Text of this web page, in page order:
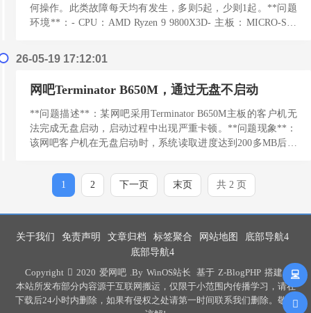
何操作。此类故障每天均有发生，多则5起，少则1起。**问题
环境**：- CPU：AMD Ryzen 9 9800X3D- 主板：MICRO-Star
26-05-19 17:12:01
网吧Terminator B650M，通过无盘不启动
**问题描述**：某网吧采用Terminator B650M主板的客户机无
法完成无盘启动，启动过程中出现严重卡顿。**问题现象**：
该网吧客户机在无盘启动时，系统读取进度达到200多MB后速
1 2 下一页 末页 共 2 页
关于我们 免责声明 文章归档 标签聚合 网站地图
底部导航4
底部导航4
Copyright
2020 爱网吧 .By WinOS站长 基于 Z-BlogPHP 搭建 .
本站所发布部分内容源于互联网搬运，仅限于小范围内传播学习，请在
下载后24小时内删除，如果有侵权之处请第一时间联系我们删除。敬请